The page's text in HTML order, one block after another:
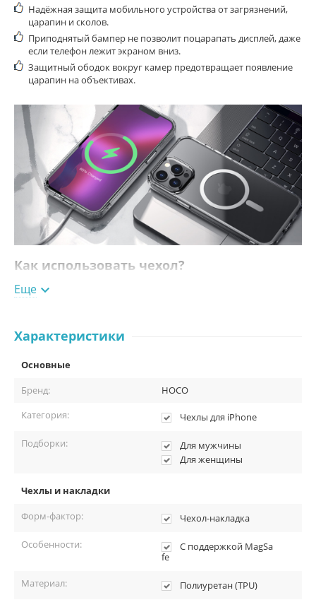
Надёжная защита мобильного устройства от загрязнений,
царапин и сколов.
Приподнятый бампер не позволит поцарапать дисплей, даже
если телефон лежит экраном вниз.
Защитный ободок вокруг камер предотвращает появление
царапин на объективах.
Как использовать чехол?
Протрите корпус iPhone сухой тряпкой и наденьте накладку на
Комплектация:
iPhone 13 Mini, полиуретан, прозрачный.
Еще 
Характеристики
Основные
Бренд:
HOCO
Категория:
Чехлы для iPhone
Подборки:
Для мужчины
Для женщины
Чехлы и накладки
Форм-фактор:
Чехол-накладка
Особенности:
С поддержкой MagSa
fe
Материал: Полиуретан (TPU)